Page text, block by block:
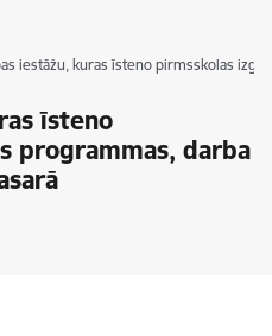
iestāžu, kuras īsteno pirmsskolas
īsteno
programmas, darba